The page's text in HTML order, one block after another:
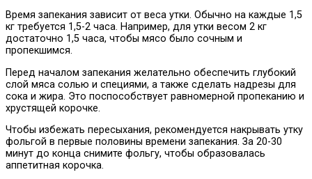
Время запекания зависит от веса утки. Обычно на каждые 1,5
кг требуется 1,5-2 часа. Например, для утки весом 2 кг
достаточно 1,5 часа, чтобы мясо было сочным и
пропекшимся.
Перед началом запекания желательно обеспечить глубокий
слой мяса солью и специями, а также сделать надрезы для
сока и жира. Это поспособствует равномерной пропеканию и
хрустящей корочке.
Чтобы избежать пересыхания, рекомендуется накрывать утку
фольгой в первые половины времени запекания. За 20-30
минут до конца снимите фольгу, чтобы образовалась
аппетитная корочка.